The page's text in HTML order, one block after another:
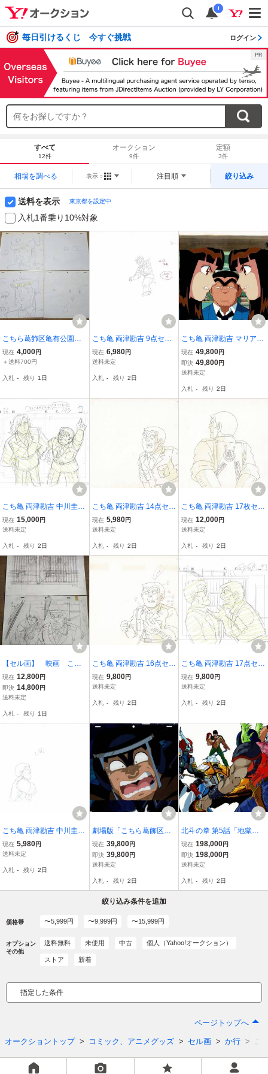
i
毎日引けるくじ 今すぐ挑戦 ログイン
すべて
12件
オークション
9件
定額
3件
相場を調べる 表示： 注目順 絞り込み
送料を表示 東京都を設定中
入札1番乗り10%対象
こちら葛飾区亀有公園前
派出所 動画 原画
現在 4,000円
＋送料700円
入札 - 残り 1日
こち亀 両津勘吉 9点セッ
ト 動画 原画 ラフ画 作画
記録 セル画 秋本治 週刊
区亀有公園前派出所 【A2
現在 6,980円
送料未定
入札 - 残り 2日
こち亀 両津勘吉 マリア
(麻里愛) セル画 背景画 秋
本治 週刊少年ジャンプ こ
ちら葛飾区亀有公園前派
現在 49,800円
即決 49,800円
送料未定
入札 - 残り 2日
こち亀 両津勘吉 中川圭一
34点セット 動画 原画 ラ
フ画 作画記録 秋本治 週
飾区亀有公園前派出所 セ
ル画【A460】
現在 15,000円
送料未定
入札 - 残り 2日
こち亀 両津勘吉 14点セッ
ト 動画 原画 ラフ画 秋本
治 週刊少年ジャンプ こち
所 セル画 アニメ【A75
現在 5,980円
送料未定
入札 - 残り 2日
こち亀 両津勘吉 17枚セッ
ト 動画 原画 ラフ画 作画
記録 秋本治 週刊少年ジャ
園前派出所 セル画 アニメ
現在 12,000円
送料未定
入札 - 残り 2日
【セル画】 映画 こち
ら葛飾区亀有公園前派
動画３枚セット
現在 12,800円
即決 14,800円
送料未定
入札 - 残り 1日
こち亀 両津勘吉 16点セッ
ト 動画 原画 ラフ画 秋本
治 週刊少年ジャンプ こち
所 セル画【A545】
現在 9,800円
送料未定
入札 - 残り 2日
こち亀 両津勘吉 17点セッ
ト 動画 原画 ラフ画 秋本
治 週刊少年ジャンプ こち
所 セル画【A570】
現在 9,800円
送料未定
入札 - 残り 2日
こち亀 両津勘吉 中川圭一
12点セット 動画 原画 ラ
フ画 作画記録 秋本治 週
飾区亀有公園前派出所 セ
現在 5,980円
送料未定
入札 - 残り 2日
劇場版「こちら葛飾区亀
有公園前派出所 THE MO
VIE」両津勘吉 セル画 動
画 原画 背景画 秋本治 週
宝【A370】
現在 39,800円
即決 39,800円
送料未定
入札 - 残り 2日
北斗の拳 第5話「地獄に
咲くか愛の炎・おまえは
もう死んでいる!!」ケンシ
ロウ ユリア 大判 セル画
ャンプ【A214】
現在 198,000円
即決 198,000円
送料未定
入札 - 残り 2日
絞り込み条件を追加
価格帯 〜5,999円 〜9,999円 〜15,999円
オプション
その他
送料無料 未使用 中古 個人（Yahoo!オークション）
ストア 新着
指定した条件
ページトップへ
オークショントップ コミック、アニメグッズ セル画 か行 こ